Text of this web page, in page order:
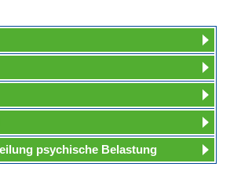
psychische Belastung